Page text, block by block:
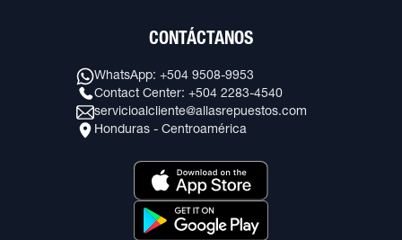
CONTÁCTANOS
WhatsApp: +504 9508-9953
Contact Center: +504 2283-4540
servicioalcliente@allasrepuestos.com
Honduras - Centroamérica